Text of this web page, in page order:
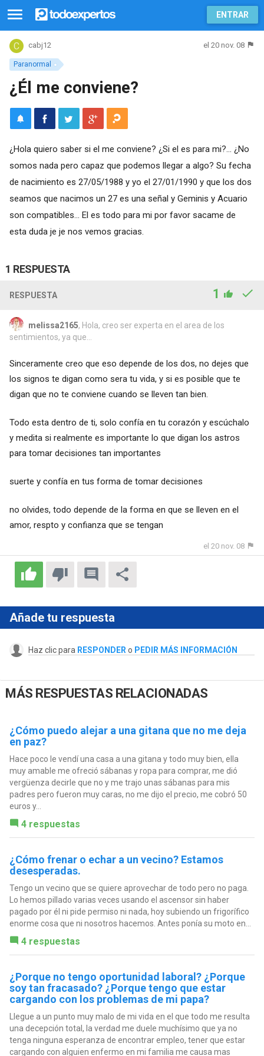
ENTRAR
Paranormal
cabj12 el 20 nov. 08
¿Él me conviene?
¿Hola quiero saber si el me conviene? ¿Si el es para mi?... ¿No
somos nada pero capaz que podemos llegar a algo? Su fecha
de nacimiento es 27/05/1988 y yo el 27/01/1990 y que los dos
seamos que nacimos un 27 es una señal y Geminis y Acuario
son compatibles... El es todo para mi por favor sacame de
esta duda je je nos vemos gracias.
1 RESPUESTA
RESPUESTA 1
melissa2165, Hola, creo ser experta en el area de los
sentimientos, ya que...
Sinceramente creo que eso depende de los dos, no dejes que
los signos te digan como sera tu vida, y si es posible que te
digan que no te conviene cuando se lleven tan bien.
Todo esta dentro de ti, solo confía en tu corazón y escúchalo
y medita si realmente es importante lo que digan los astros
para tomar decisiones tan importantes
suerte y confía en tus forma de tomar decisiones
no olvides, todo depende de la forma en que se lleven en el
amor, respto y confianza que se tengan
el 20 nov. 08
Añade tu respuesta
Haz clic para RESPONDER o PEDIR MÁS INFORMACIÓN
MÁS RESPUESTAS RELACIONADAS
¿Cómo puedo alejar a una gitana que no me deja
en paz?
Hace poco le vendí una casa a una gitana y todo muy bien, ella
muy amable me ofreció sábanas y ropa para comprar, me dió
vergüenza decirle que no y me trajo unas sábanas para mis
padres pero fueron muy caras, no me dijo el precio, me cobró 50
euros y...
4 respuestas
¿Cómo frenar o echar a un vecino? Estamos
desesperadas.
Tengo un vecino que se quiere aprovechar de todo pero no paga.
Lo hemos pillado varias veces usando el ascensor sin haber
pagado por él ni pide permiso ni nada, hoy subiendo un frigorífico
enorme cosa que ni nosotros hacemos. Antes ponía su moto en...
4 respuestas
¿Porque no tengo oportunidad laboral? ¿Porque
soy tan fracasado? ¿Porque tengo que estar
cargando con los problemas de mi papa?
Llegue a un punto muy malo de mi vida en el que todo me resulta
una decepción total, la verdad me duele muchísimo que ya no
tenga ninguna esperanza de encontrar empleo, tener que estar
cargando con alguien enfermo en mi familia me causa mas